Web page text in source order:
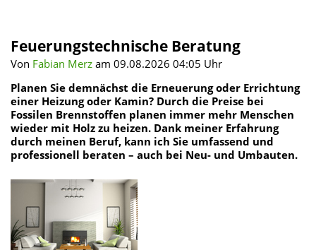
Feuerungstechnische Beratung
Von Fabian Merzam 09.08.2026 04:05 Uhr
Planen Sie demnächst die Erneuerung oder Errichtung
einer Heizung oder Kamin? Durch die Preise bei
Fossilen Brennstoffen planen immer mehr Menschen
wieder mit Holz zu heizen. Dank meiner Erfahrung
durch meinen Beruf, kann ich Sie umfassend und
professionell beraten – auch bei Neu- und Umbauten.